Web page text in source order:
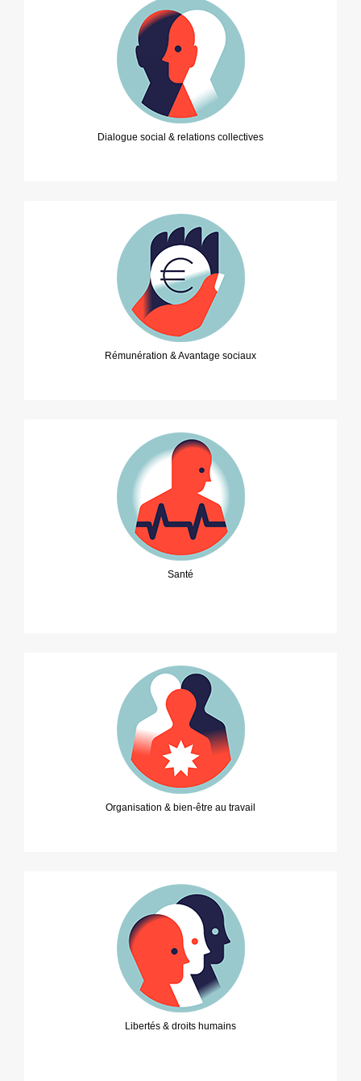
Dialogue social & relations collectives
Rémunération & Avantage sociaux
Santé
Organisation & bien-être au travail
Libertés & droits humains